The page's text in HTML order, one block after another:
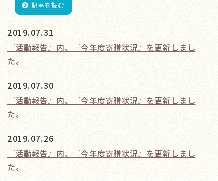
記事を読む
2019.07.31
『活動報告』内、『今年度寄贈状況』を更新しまし
た。
2019.07.30
『活動報告』内、『今年度寄贈状況』を更新しまし
た。
2019.07.26
『活動報告』内、『今年度寄贈状況』を更新しまし
た。